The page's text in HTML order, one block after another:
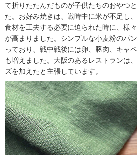
て折りたたんだものが子供たちのおやつ
た。お好み焼きは、戦時中に米が不足し
食材を工夫する必要に迫られた時に、様
が高まりました。シンプルな小麦粉のパ
っており、戦中戦後には卵、豚肉、キャ
も増えました。大阪のあるレストランは
ズを加えたと主張しています。